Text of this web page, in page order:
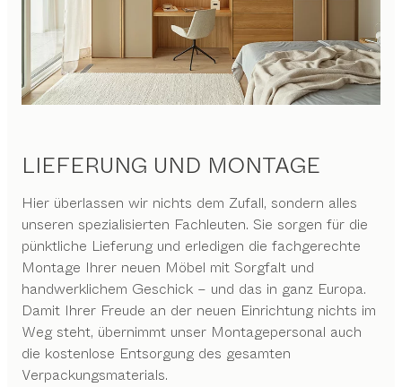
LIEFERUNG UND MONTAGE
Hier überlassen wir nichts dem Zufall, sondern alles
unseren spezialisierten Fachleuten. Sie sorgen für die
pünktliche Lieferung und erledigen die fachgerechte
Montage Ihrer neuen Möbel mit Sorgfalt und
handwerklichem Geschick – und das in ganz Europa.
Damit Ihrer Freude an der neuen Einrichtung nichts im
Weg steht, übernimmt unser Montagepersonal auch
die kostenlose Entsorgung des gesamten
Verpackungsmaterials.